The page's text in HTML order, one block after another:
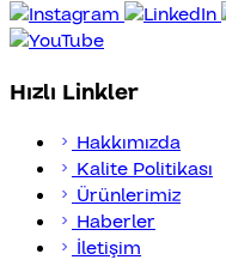
Hızlı Linkler
Hakkımızda
Kalite Politikası
Ürünlerimiz
Haberler
İletişim